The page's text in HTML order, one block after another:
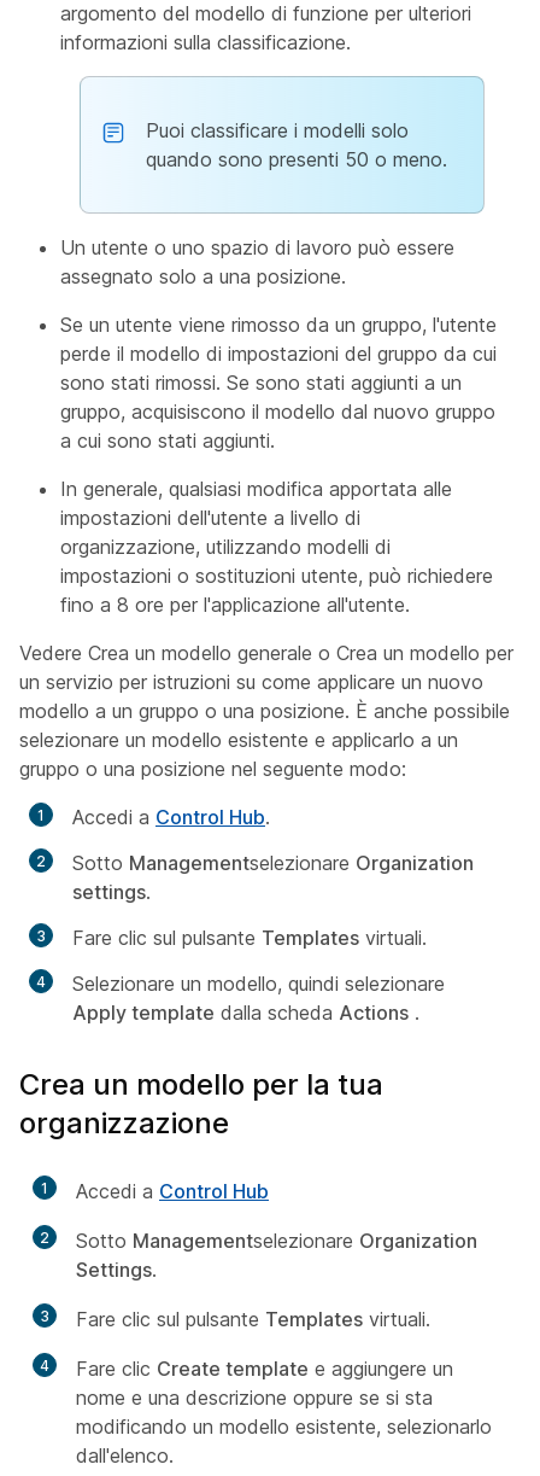
argomento del modello di funzione per ulteriori
informazioni sulla classificazione.
Puoi classificare i modelli solo
quando sono presenti 50 o meno.
Un utente o uno spazio di lavoro può essere
assegnato solo a una posizione.
Se un utente viene rimosso da un gruppo, l'utente
perde il modello di impostazioni del gruppo da cui
sono stati rimossi. Se sono stati aggiunti a un
gruppo, acquisiscono il modello dal nuovo gruppo
a cui sono stati aggiunti.
In generale, qualsiasi modifica apportata alle
impostazioni dell'utente a livello di
organizzazione, utilizzando modelli di
impostazioni o sostituzioni utente, può richiedere
fino a 8 ore per l'applicazione all'utente.
Vedere Crea un modello generale o Crea un modello per
un servizio per istruzioni su come applicare un nuovo
modello a un gruppo o una posizione. È anche possibile
selezionare un modello esistente e applicarlo a un
gruppo o una posizione nel seguente modo:
Accedi a Control Hub.
Sotto Managementselezionare Organization
settings.
Fare clic sul pulsante Templates virtuali.
Selezionare un modello, quindi selezionare
Apply template dalla scheda Actions .
Crea un modello per la tua
organizzazione
1 Accedi a Control Hub
2 Sotto Managementselezionare Organization
Settings.
3 Fare clic sul pulsante Templates virtuali.
4 Fare clic Create template e aggiungere un
nome e una descrizione oppure se si sta
modificando un modello esistente, selezionarlo
dall'elenco.